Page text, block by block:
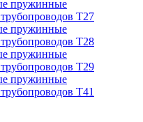
пружинные
Т27
пружинные
Т28
пружинные
Т29
пружинные
Т41